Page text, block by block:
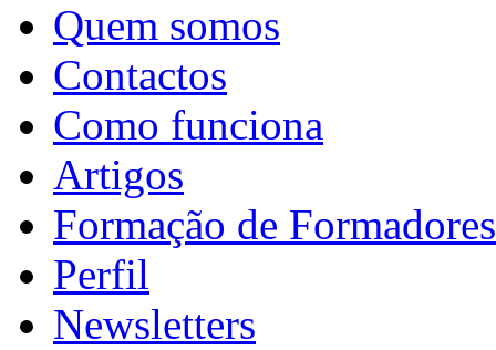
Quem somos
Contactos
Como funciona
Artigos
Formação de Formadores
Perfil
Newsletters